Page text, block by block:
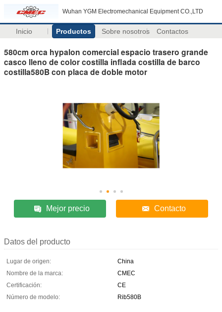
Wuhan YGM Electromechanical Equipment CO.,LTD
Inicio Productos Sobre nosotros Contactos
580cm orca hypalon comercial espacio trasero grande
casco lleno de color costilla inflada costilla de barco
costilla580B con placa de doble motor
Mejor precio Contacto
Datos del producto
Lugar de origen:
China
Nombre de la marca:
CMEC
Certificación:
CE
Número de modelo:
Rib580B